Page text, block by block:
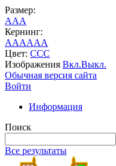
Размер:
AAA
Кернинг:
AAAAAA
Цвет: CCC
Изображения Вкл.Выкл.
Обычная версия сайта
Войти
Информация
Поиск
Все результаты